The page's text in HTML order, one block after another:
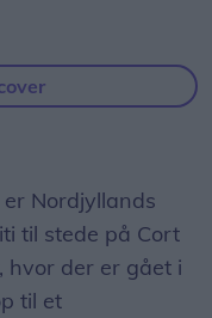
Nordjyllands
til stede på Cort
hvor der er gået i
til et